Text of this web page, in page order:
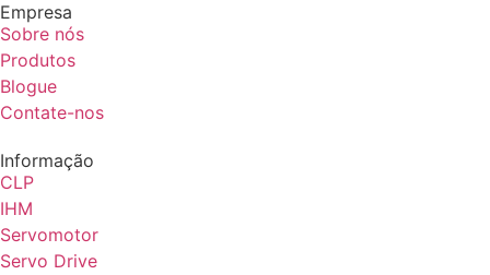
Empresa
Sobre nós
Produtos
Blogue
Contate-nos
Informação
CLP
IHM
Servomotor
Servo Drive